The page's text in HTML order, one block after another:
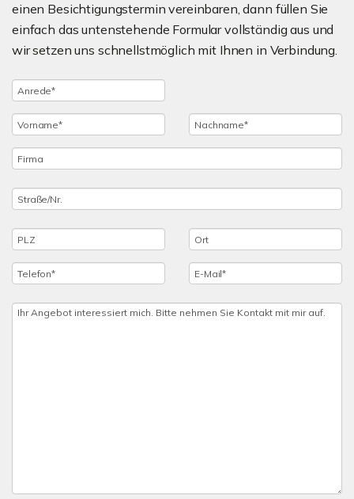
einen Besichtigungstermin vereinbaren, dann füllen Sie
einfach das untenstehende Formular vollständig aus und
wir setzen uns schnellstmöglich mit Ihnen in Verbindung.